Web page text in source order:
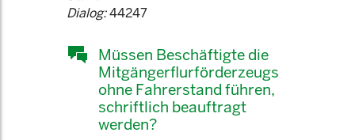
Dialog:44247
Müssen Beschäftigte die
Mitgängerflurförderzeugs
ohne Fahrerstand führen,
schriftlich beauftragt
werden?